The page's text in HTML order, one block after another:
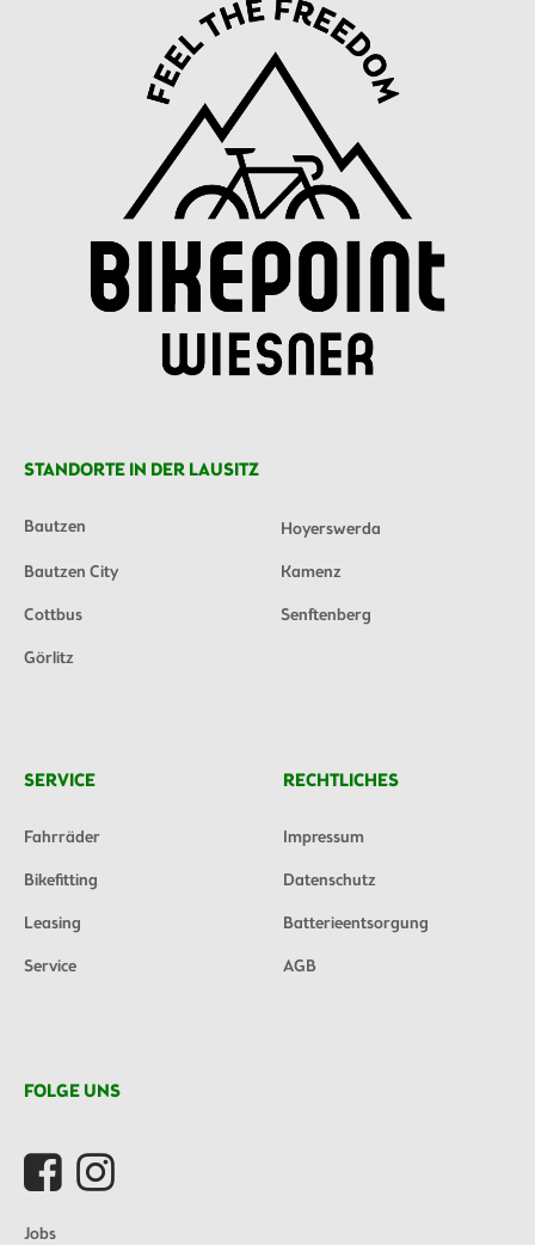
STANDORTE IN DER LAUSITZ
Bautzen
Hoyerswerda
Bautzen City
Kamenz
Cottbus
Senftenberg
Görlitz
SERVICE
Fahrräder
Bikefitting
Leasing
Service
RECHTLICHES
Impressum
Datenschutz
Batterieentsorgung
AGB
FOLGE UNS
Jobs